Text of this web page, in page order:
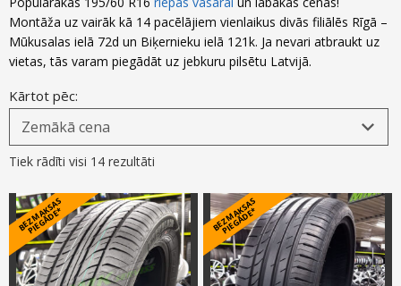
TPMS sensoru programmēšana
Riepu glabāšana
Riepu piegāde
Riepas uz nomaksu
Riepu kalkulators
Biežāk uzdotie jautājumi
Foto
Montāža uz vairāk kā 14 pacēlājiem vienlaikus divās filiālēs Rīgā –
Mūkusalas ielā 72d un Biķernieku ielā 121k. Ja nevari atbraukt uz
vietas, tās varam piegādāt uz jebkuru pilsētu Latvijā.
Kārtot pēc:
Tiek rādīti visi 14 rezultāti
B
E
Z
M
A
K
S
A
S
PI
E
G
Ā
D
E
* B
E
Z
M
A
K
S
A
S
PI
E
G
Ā
D
E
*